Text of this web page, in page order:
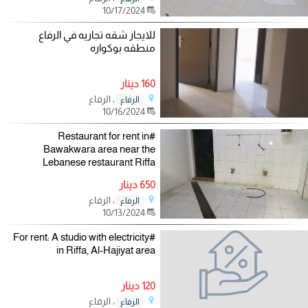
10/17/2024
للايجار شقه تجاريه في الرفاع
منطقه بوكواره
160 دينار
الرفاع
، الرفاع
10/16/2024
#Restaurant for rent in
Bawakwara area near the
Lebanese restaurant Riffa
650 دينار
الرفاع
، الرفاع
10/13/2024
#For rent: A studio with electricity
in Riffa, Al-Hajiyat area
120 دينار
الرفاع
، الرفاع